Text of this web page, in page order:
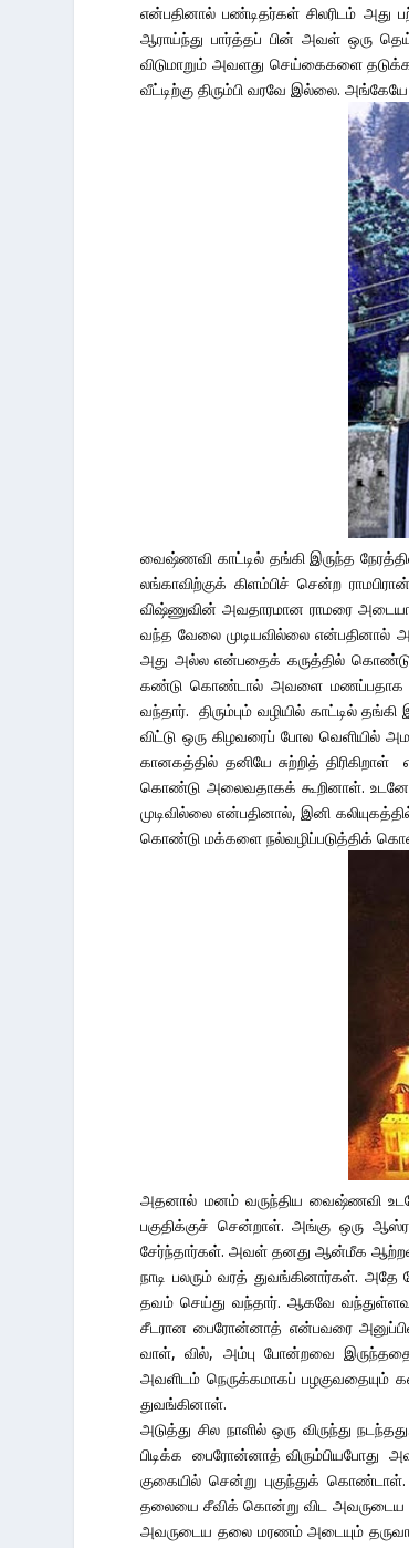
என்பதினால் பண்டிதர்கள் சிலரிடம்
ஆராய்ந்து பார்த்தப் பின் அவள் ஒரு
விடுமாறும் அவளது செய்கைகளை
வீட்டிற்கு திரும்பி வரவே இல்லை.
வைஷ்ணவி காட்டில் தங்கி இருந்த
லங்காவிற்குக் கிளம்பிச் சென்ற
விஷ்ணுவின் அவதாரமான ராமரை
வந்த வேலை முடியவில்லை என்பதினால்
அது அல்ல என்பதைக் கருத்தில்
கண்டு கொண்டால் அவளை மணப்பதாக
வந்தார். திரும்பும் வழியில் காட்டில்
விட்டு ஒரு கிழவரைப் போல
கானகத்தில் தனியே சுற்றித்
கொண்டு அலைவதாகக் கூறினாள்.
முடிவில்லை என்பதினால், இனி
கொண்டு மக்களை நல்வழிப்படுத்திக்
அதனால் மனம் வருந்திய வைஷ்ணவி உடனே
பகுதிக்குச் சென்றாள். அங்கு ஒரு
சேர்ந்தார்கள். அவள் தனது ஆன்மீக
நாடி பலரும் வரத் துவங்கினார்கள்.
தவம் செய்து வந்தார். ஆகவே
சீடரான பைரோன்னாத் என்பவரை
வாள், வில், அம்பு போன்றவை
அவளிடம் நெருக்கமாகப்
துவங்கினாள்.
அடுத்து சில நாளில் ஒரு விருந்து
பிடிக்க பைரோன்னாத் விரும்பியபோது
குகையில் சென்று புகுந்துக்
தலையை சீவிக் கொன்று விட அவருடைய
அவருடைய தலை மரணம் அடையும்